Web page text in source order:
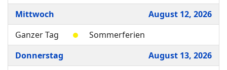
Mittwoch
August 12, 2026
Ganzer Tag
Sommerferien
Donnerstag
August 13, 2026